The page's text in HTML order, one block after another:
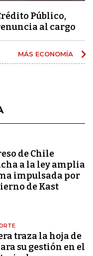
Público,
al cargo
MÁS ECONOMÍA
de Chile
a la ley amplia
impulsada por
de Kast
traza la hoja de
su gestión en el